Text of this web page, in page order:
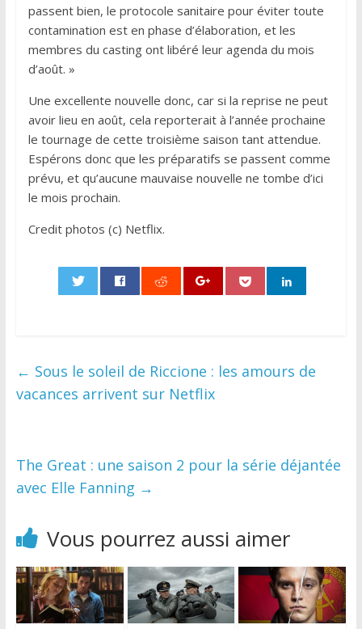
passent bien, le protocole sanitaire pour éviter toute
contamination est en phase d’élaboration, et les
membres du casting ont libéré leur agenda du mois
d’août. »
Une excellente nouvelle donc, car si la reprise ne peut
avoir lieu en août, cela reporterait à l’année prochaine
le tournage de cette troisième saison tant attendue.
Espérons donc que les préparatifs se passent comme
prévu, et qu’aucune mauvaise nouvelle ne tombe d’ici
le mois prochain.
Credit photos (c) Netflix.
← Sous le soleil de Riccione : les amours de
vacances arrivent sur Netflix
The Great : une saison 2 pour la série déjantée
avec Elle Fanning →
Vous pourrez aussi aimer